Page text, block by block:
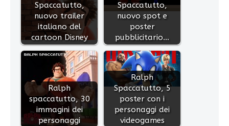
Spaccatutto,
nuovo trailer
italiano del
cartoon Disney
Spaccatutto,
nuovo spot e
poster
pubblicitario…
Ralph
spaccatutto, 30
immagini dei
personaggi
Ralph
Spaccatutto, 5
poster con i
personaggi dei
videogames